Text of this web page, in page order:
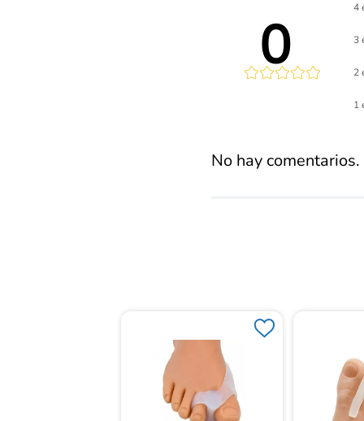
0
promedio
4
3
2
1
No hay comentarios.